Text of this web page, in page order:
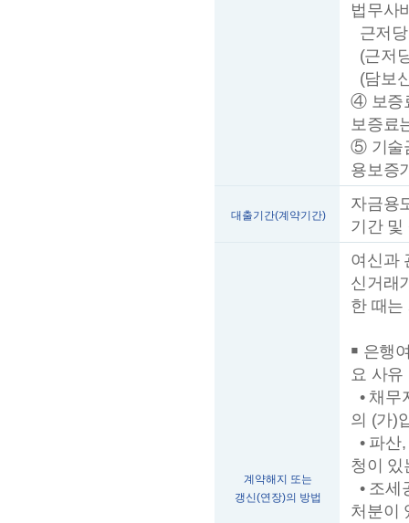
법무사
근저
(근저
(담보
④ 보증
보증료
⑤ 기술
용보증
대출기간(계약기간)
자금용
기간 및
계약해지 또는
갱신(연장)의 방법
여신과
신거래
한 때는
￭ 은행
요 사유
• 채
의 (가)
• 파
청이 있
• 조
처분이